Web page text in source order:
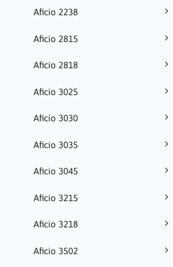
Aficio 2238
Aficio 2815
Aficio 2818
Aficio 3025
Aficio 3030
Aficio 3035
Aficio 3045
Aficio 3215
Aficio 3218
Aficio 3502